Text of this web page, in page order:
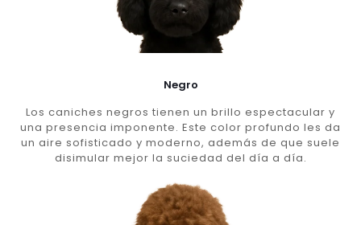
Negro
Los caniches negros tienen un brillo espectacular y
una presencia imponente. Este color profundo les da
un aire sofisticado y moderno, además de que suele
disimular mejor la suciedad del día a día.